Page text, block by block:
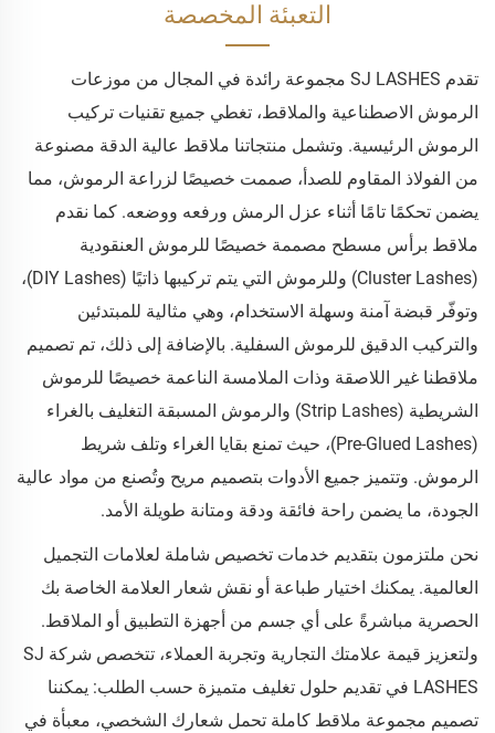
التعبئة المخصصة
تقدم SJ LASHES مجموعة رائدة في المجال من موزعات
الرموش الاصطناعية والملاقط، تغطي جميع تقنيات تركيب
الرموش الرئيسية. وتشمل منتجاتنا ملاقط عالية الدقة مصنوعة
من الفولاذ المقاوم للصدأ، صممت خصيصًا لزراعة الرموش، مما
يضمن تحكمًا تامًا أثناء عزل الرمش ورفعه ووضعه. كما نقدم
ملاقط برأس مسطح مصممة خصيصًا للرموش العنقودية
(Cluster Lashes) وللرموش التي يتم تركيبها ذاتيًا (DIY Lashes)،
وتوفّر قبضة آمنة وسهلة الاستخدام، وهي مثالية للمبتدئين
والتركيب الدقيق للرموش السفلية. بالإضافة إلى ذلك، تم تصميم
ملاقطنا غير اللاصقة وذات الملامسة الناعمة خصيصًا للرموش
الشريطية (Strip Lashes) والرموش المسبقة التغليف بالغراء
(Pre-Glued Lashes)، حيث تمنع بقايا الغراء وتلف شريط
الرموش. وتتميز جميع الأدوات بتصميم مريح وتُصنع من مواد عالية
الجودة، ما يضمن راحة فائقة ودقة ومتانة طويلة الأمد.
نحن ملتزمون بتقديم خدمات تخصيص شاملة لعلامات التجميل
العالمية. يمكنك اختيار طباعة أو نقش شعار العلامة الخاصة بك
الحصرية مباشرةً على أي جسم من أجهزة التطبيق أو الملاقط.
ولتعزيز قيمة علامتك التجارية وتجربة العملاء، تتخصص شركة SJ
LASHES في تقديم حلول تغليف متميزة حسب الطلب: يمكننا
تصميم مجموعة ملاقط كاملة تحمل شعارك الشخصي، معبأة في